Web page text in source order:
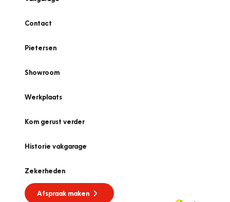
Contact
Pietersen
Showroom
Werkplaats
Kom gerust verder
Historie vakgarage
Zekerheden
Afspraak maken